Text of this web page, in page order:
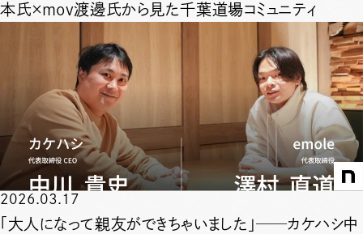
本氏×mov渡邊氏から見た千葉道場コミュニティ
2026.03.17
「大人になって親友ができちゃいました」──カケハシ中